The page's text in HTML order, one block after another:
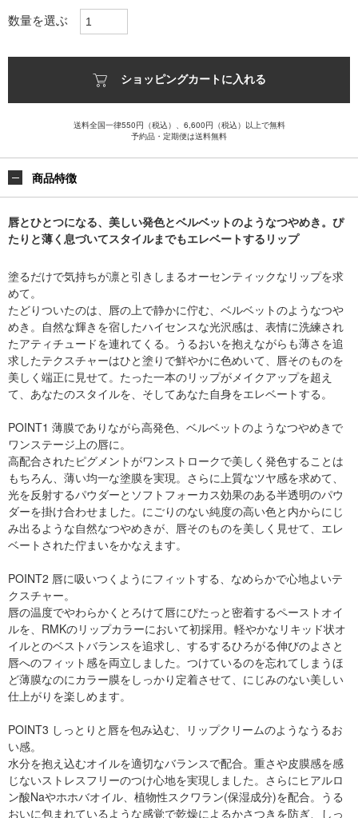
数量を選ぶ
ショッピングカートに入れる
送料全国一律550円（税込）、6,600円（税込）以上で無料
予約品・定期便は送料無料
商品特徴
唇とひとつになる、美しい発色とベルベットのようなつやめき。ぴ
たりと薄く息づいてスタイルまでもエレベートするリップ
塗るだけで気持ちが凛と引きしまるオーセンティックなリップを求
めて。
たどりついたのは、唇の上で静かに佇む、ベルベットのようなつや
めき。自然な輝きを宿したハイセンスな光沢感は、表情に洗練され
たアティチュードを連れてくる。うるおいを抱えながらも薄さを追
求したテクスチャーはひと塗りで鮮やかに色めいて、唇そのものを
美しく端正に見せて。たった一本のリップがメイクアップを超え
て、あなたのスタイルを、そしてあなた自身をエレベートする。
POINT1 薄膜でありながら高発色、ベルベットのようなつやめきで
ワンステージ上の唇に。
高配合されたピグメントがワンストロークで美しく発色することは
もちろん、薄い均一な塗膜を実現。さらに上質なツヤ感を求めて、
光を反射するパウダーとソフトフォーカス効果のある半透明のパウ
ダーを掛け合わせました。にごりのない純度の高い色と内からにじ
み出るような自然なつやめきが、唇そのものを美しく見せて、エレ
ベートされた佇まいをかなえます。
POINT2 唇に吸いつくようにフィットする、なめらかで心地よいテ
クスチャー。
唇の温度でやわらかくとろけて唇にぴたっと密着するペーストオイ
ルを、RMKのリップカラーにおいて初採用。軽やかなリキッド状オ
イルとのベストバランスを追求し、するするひろがる伸びのよさと
唇へのフィット感を両立しました。つけているのを忘れてしまうほ
ど薄膜なのにカラー膜をしっかり定着させて、にじみのない美しい
仕上がりを楽しめます。
POINT3 しっとりと唇を包み込む、リップクリームのようなうるお
い感。
水分を抱え込むオイルを適切なバランスで配合。重さや皮膜感を感
じないストレスフリーのつけ心地を実現しました。さらにヒアルロ
ン酸Naやホホバオイル、植物性スクワラン(保湿成分)を配合。うる
おいに包まれているような感覚で乾燥によるかさつきを防ぎ、しっ